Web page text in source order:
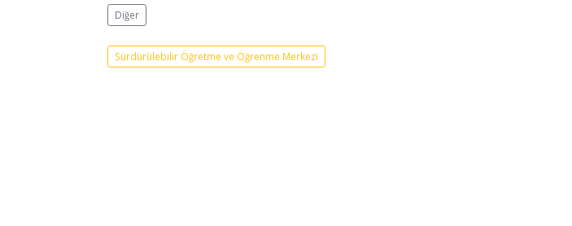
Diğer
Sürdürülebilir Öğretme ve Öğrenme Merkezi